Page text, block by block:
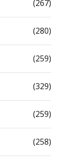
(267)
(280)
(259)
(329)
(259)
(258)